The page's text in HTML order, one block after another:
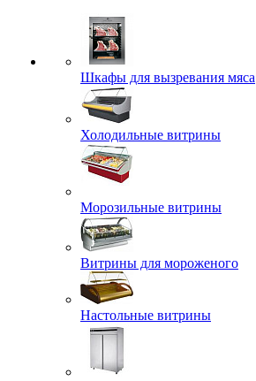
Шкафы для вызревания мяса
Холодильные витрины
Морозильные витрины
Витрины для мороженого
Настольные витрины